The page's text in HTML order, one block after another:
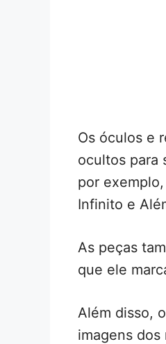
Os óculos e
ocultos para
por
Infinito e
As peças
que ele
Além disso,
imagens dos